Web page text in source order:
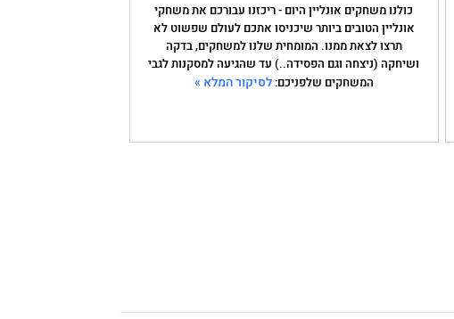
כולנו משחקים אונליין היום - ריכזנו עבורכם את משחקי
אונליין הטובים ביותר שיכניסו אתכם לעולם שפשוט לא
תרצו לצאת ממנו. המומחית שלנו למשחקים, בדקה
ושיחקה (ניצחה וגם הפסידה..) עד שהגיעה למסקנות לגבי
המשחקים שלפניכם: לסיקור המלא »